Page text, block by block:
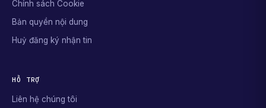
Chính sách Cookie
Bản quyền nội dung
Huỷ đăng ký nhận tin
HỖ TRỢ
Liên hệ chúng tôi